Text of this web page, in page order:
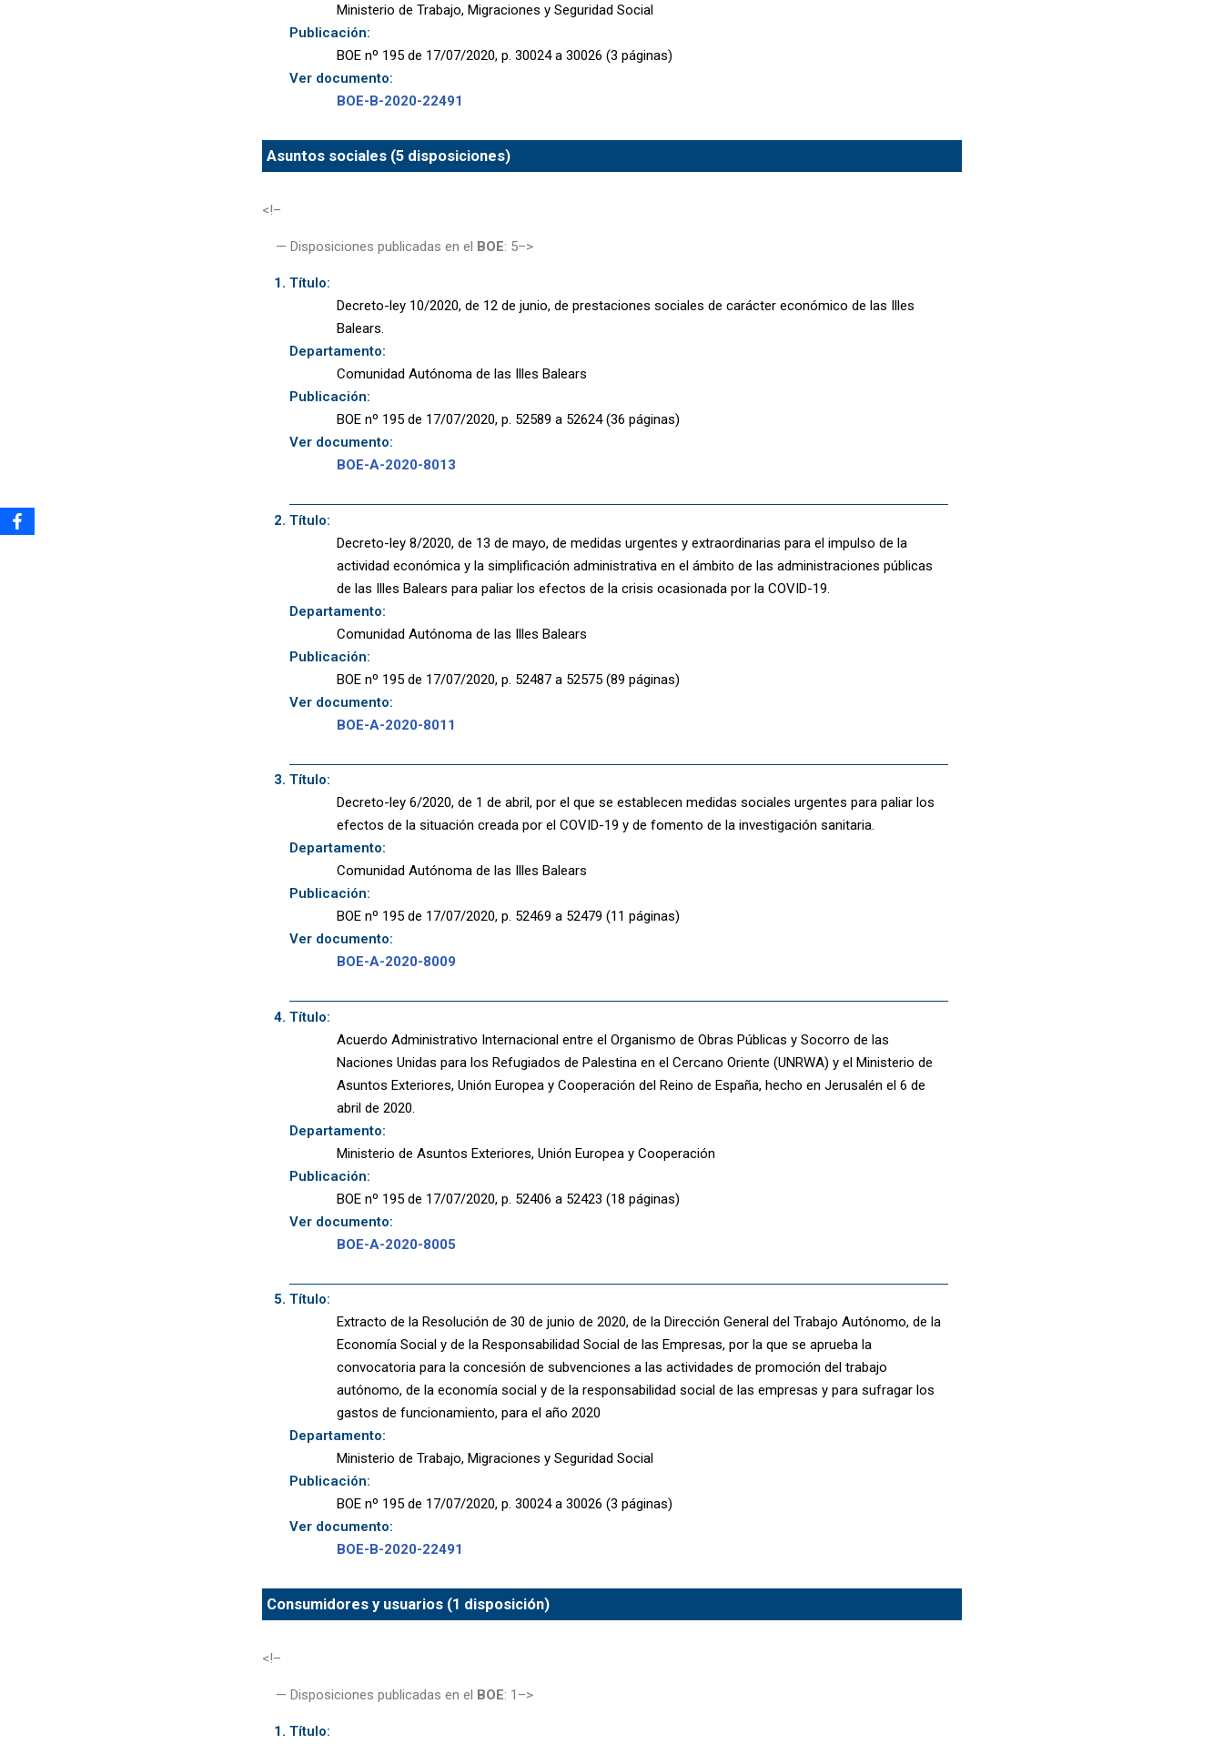
Ministerio de Trabajo, Migraciones y Seguridad Social
Publicación:
BOE nº 195 de 17/07/2020, p. 30024 a 30026 (3 páginas)
Ver documento:
BOE-B-2020-22491
Asuntos sociales (5 disposiciones)
<!–
— Disposiciones publicadas en el BOE: 5–>
Título:
Decreto-ley 10/2020, de 12 de junio, de prestaciones sociales de carácter económico de las Illes
Balears.
Departamento:
Comunidad Autónoma de las Illes Balears
Publicación:
BOE nº 195 de 17/07/2020, p. 52589 a 52624 (36 páginas)
Ver documento:
BOE-A-2020-8013
Título:
Decreto-ley 8/2020, de 13 de mayo, de medidas urgentes y extraordinarias para el impulso de la
actividad económica y la simplificación administrativa en el ámbito de las administraciones públicas
de las Illes Balears para paliar los efectos de la crisis ocasionada por la COVID-19.
Departamento:
Comunidad Autónoma de las Illes Balears
Publicación:
BOE nº 195 de 17/07/2020, p. 52487 a 52575 (89 páginas)
Ver documento:
BOE-A-2020-8011
Título:
Decreto-ley 6/2020, de 1 de abril, por el que se establecen medidas sociales urgentes para paliar los
efectos de la situación creada por el COVID-19 y de fomento de la investigación sanitaria.
Departamento:
Comunidad Autónoma de las Illes Balears
Publicación:
BOE nº 195 de 17/07/2020, p. 52469 a 52479 (11 páginas)
Ver documento:
BOE-A-2020-8009
Título:
Acuerdo Administrativo Internacional entre el Organismo de Obras Públicas y Socorro de las
Naciones Unidas para los Refugiados de Palestina en el Cercano Oriente (UNRWA) y el Ministerio de
Asuntos Exteriores, Unión Europea y Cooperación del Reino de España, hecho en Jerusalén el 6 de
abril de 2020.
Departamento:
Ministerio de Asuntos Exteriores, Unión Europea y Cooperación
Publicación:
BOE nº 195 de 17/07/2020, p. 52406 a 52423 (18 páginas)
Ver documento:
BOE-A-2020-8005
Título:
Extracto de la Resolución de 30 de junio de 2020, de la Dirección General del Trabajo Autónomo, de la
Economía Social y de la Responsabilidad Social de las Empresas, por la que se aprueba la
convocatoria para la concesión de subvenciones a las actividades de promoción del trabajo
autónomo, de la economía social y de la responsabilidad social de las empresas y para sufragar los
gastos de funcionamiento, para el año 2020
Departamento:
Ministerio de Trabajo, Migraciones y Seguridad Social
Publicación:
BOE nº 195 de 17/07/2020, p. 30024 a 30026 (3 páginas)
Ver documento:
BOE-B-2020-22491
Consumidores y usuarios (1 disposición)
<!–
— Disposiciones publicadas en el BOE: 1–>
Título: